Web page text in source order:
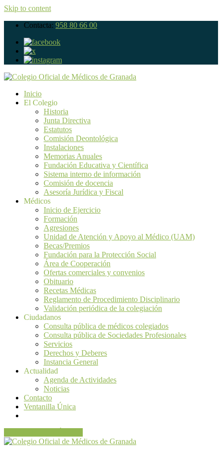
Skip to content
Contacta: 958 80 66 00
Inicio
El Colegio
Historia
Junta Directiva
Estatutos
Comisión Deontológica
Instalaciones
Memorias Anuales
Fundación Educativa y Científica
Sistema interno de información
Comisión de docencia
Asesoría Jurídica y Fiscal
Médicos
Inicio de Ejercicio
Formación
Agresiones
Unidad de Atención y Apoyo al Médico (UAM)
Becas/Premios
Fundación para la Protección Social
Área de Cooperación
Ofertas comerciales y convenios
Obituario
Recetas Médicas
Reglamento de Procedimiento Disciplinario
Validación periódica de la colegiación
Ciudadanos
Consulta pública de médicos colegiados
Consulta pública de Sociedades Profesionales
Servicios
Derechos y Deberes
Instancia General
Actualidad
Agenda de Actividades
Noticias
Contacto
Ventanilla Única